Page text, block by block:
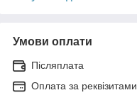
Умови оплати
Післяплата
Оплата за реквізитами